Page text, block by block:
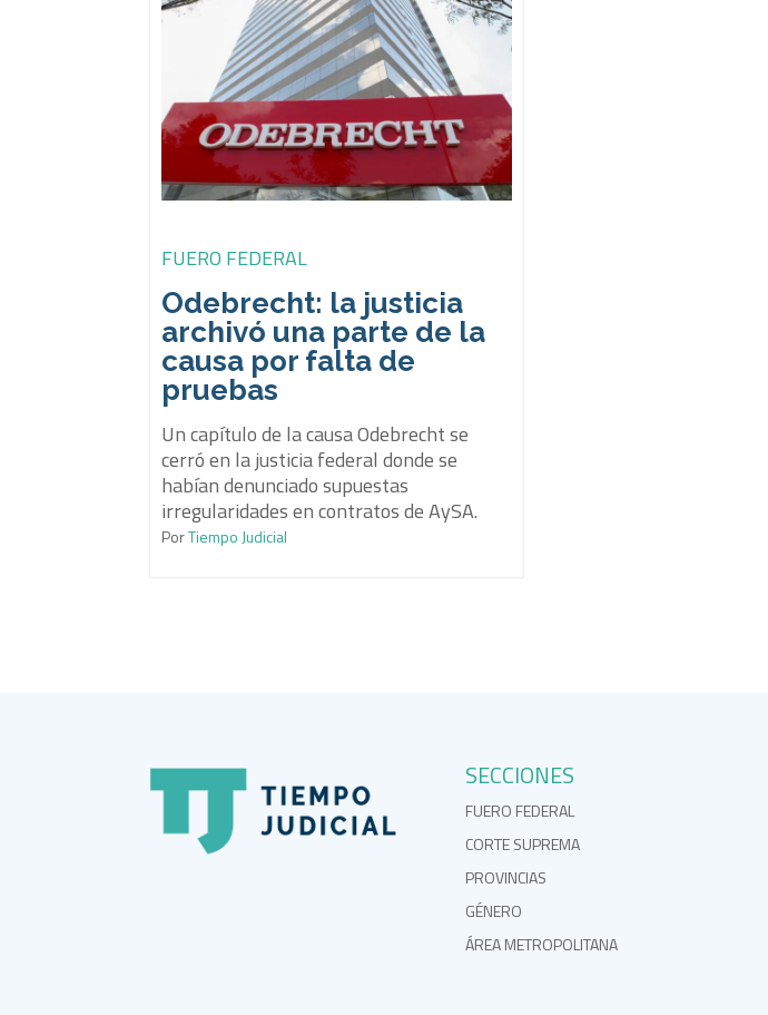
FUERO FEDERAL
Odebrecht: la justicia
archivó una parte de la
causa por falta de
pruebas
Un capítulo de la causa Odebrecht se
cerró en la justicia federal donde se
habían denunciado supuestas
irregularidades en contratos de AySA.
PorTiempo Judicial
SECCIONES
FUERO FEDERAL
CORTE SUPREMA
PROVINCIAS
GÉNERO
ÁREA METROPOLITANA